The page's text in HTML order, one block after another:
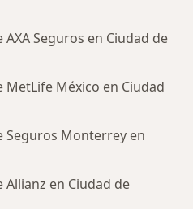
Seguros en Ciudad de
MetLife México en Ciudad
Seguros Monterrey en
en Ciudad de